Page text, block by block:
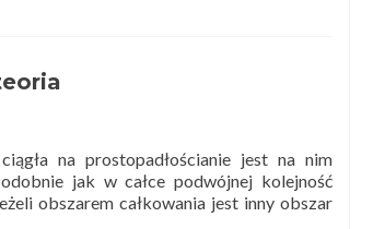
na prostopadłościanie jest na nim
jak w całce podwójnej kolejność
obszarem całkowania jest inny obszar